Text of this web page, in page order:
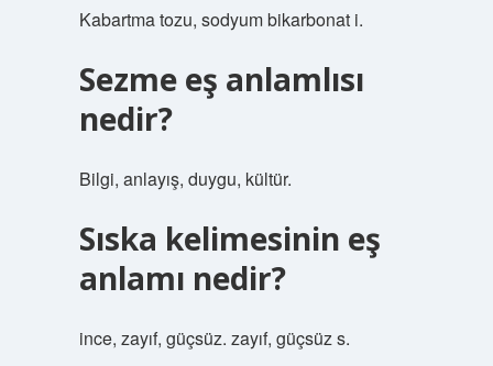
Kabartma tozu, sodyum bikarbonat i.
Sezme eş anlamlısı
nedir?
Bilgi, anlayış, duygu, kültür.
Sıska kelimesinin eş
anlamı nedir?
ince, zayıf, güçsüz. zayıf, güçsüz s.